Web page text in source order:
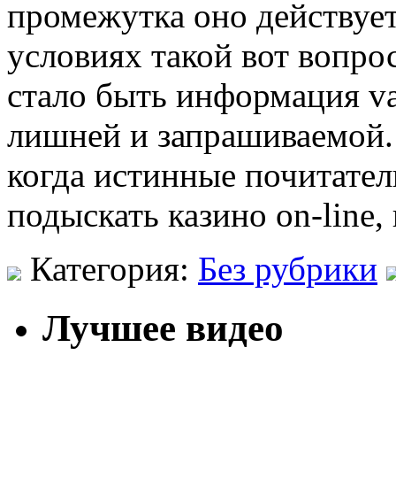
промежутка оно
условиях такой вот
стало быть информация
лишней и запрашиваемой.
когда истинные
подыскать казино on-
Категория: Без рубрики
Лучшее видео